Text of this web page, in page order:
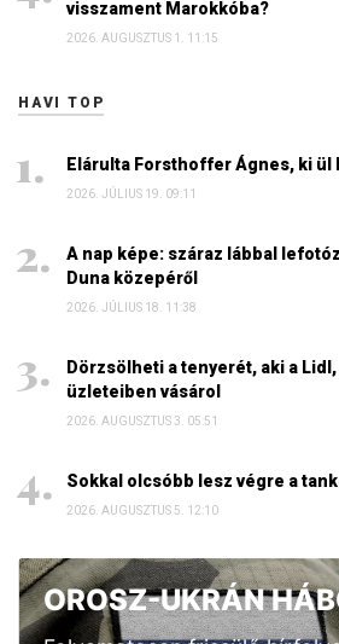
visszament Marokkóba?
2026. AUGUSZTUS 1. 11:15
HAVI TOP
Elárulta Forsthoffer Ágnes, ki ül
2026. JÚLIUS 19. 09:11
A nap képe: száraz lábbal
Duna közepéről
2026. JÚLIUS 18. 11:38
Dörzsölheti a tenyerét, aki a
üzleteiben vásárol
2026. AUGUSZTUS 3. 05:51
Sokkal olcsóbb lesz végre a
2026. AUGUSZTUS 5. 12:10
OROSZ-UKRÁN